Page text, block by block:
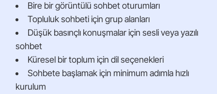
Bire bir görüntülü sohbet oturumları
Topluluk sohbeti için grup alanları
Düşük basınçlı konuşmalar için sesli veya yazılı
sohbet
Küresel bir toplum için dil seçenekleri
Sohbete başlamak için minimum adımla hızlı
kurulum